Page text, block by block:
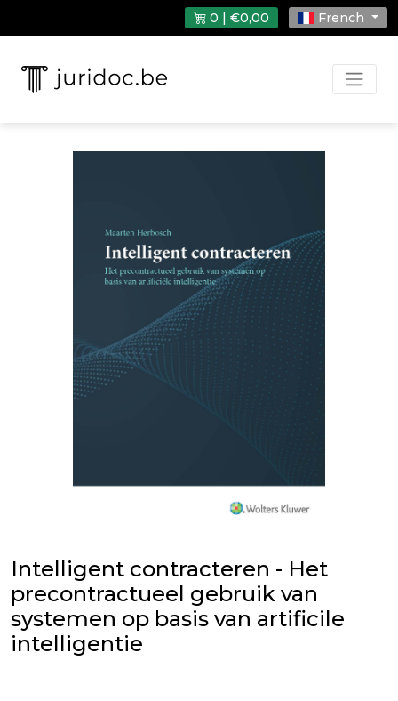
0 | €0,00 French
Intelligent contracteren - Het
precontractueel gebruik van
systemen op basis van artificile
intelligentie